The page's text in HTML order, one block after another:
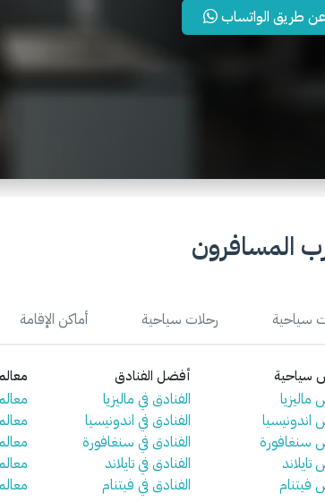
طريق الواتساب
المسافرون
سياحية رحلات سياحية أماكن الإقامة
سياحية
سنغافورة
أفضل الفنادق
الفنادق في ماليزيا
الفنادق في اندونيسيا
الفنادق في سنغافورة
الفنادق في تايلاند
الفنادق في فيتنام